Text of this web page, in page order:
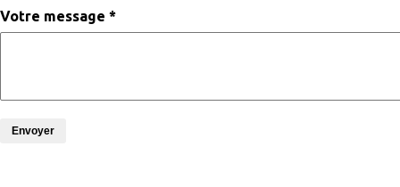
Votre message *
Envoyer